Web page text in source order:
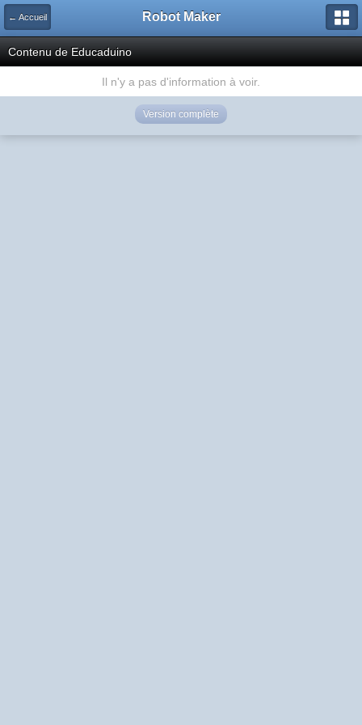
← Accueil Robot Maker
Contenu de Educaduino
Il n'y a pas d'information à voir.
Version complète